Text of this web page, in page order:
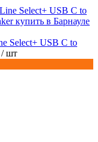
Select+ USB C to
/ шт